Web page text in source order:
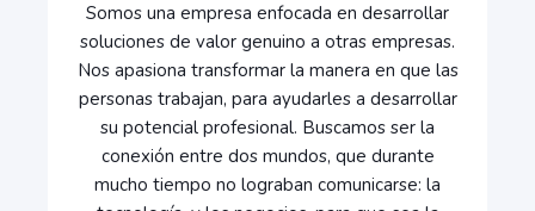
Somos una empresa enfocada en desarrollar
soluciones de valor genuino a otras empresas.
Nos apasiona transformar la manera en que las
personas trabajan, para ayudarles a desarrollar
su potencial profesional. Buscamos ser la
conexión entre dos mundos, que durante
mucho tiempo no lograban comunicarse: la